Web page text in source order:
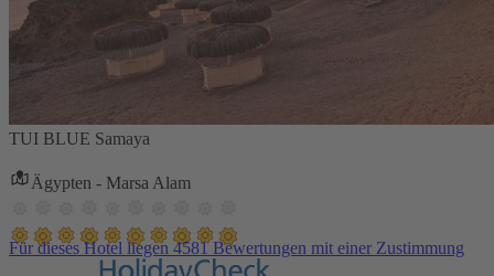
TUI BLUE Samaya
Ägypten - Marsa Alam
Für dieses Hotel liegen 4581 Bewertungen mit einer Zustimmung